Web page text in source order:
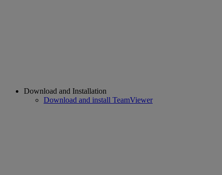
Download and Installation
Download and install TeamViewer